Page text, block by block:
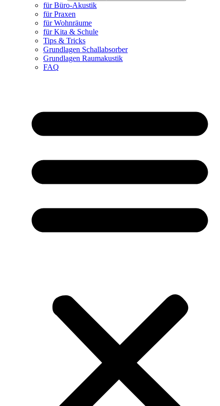
für Büro-Akustik
für Praxen
für Wohnräume
für Kita & Schule
Tips & Tricks
Grundlagen Schallabsorber
Grundlagen Raumakustik
FAQ